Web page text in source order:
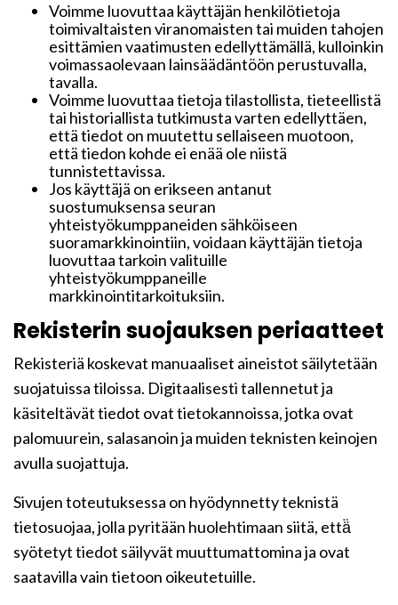
Voimme luovuttaa käyttäjän henkilötietoja
toimivaltaisten viranomaisten tai muiden tahojen
esittämien vaatimusten edellyttämällä, kulloinkin
voimassaolevaan lainsäädäntöön perustuvalla,
tavalla.
Voimme luovuttaa tietoja tilastollista, tieteellistä
tai historiallista tutkimusta varten edellyttäen,
että tiedot on muutettu sellaiseen muotoon,
että tiedon kohde ei enää ole niistä
tunnistettavissa.
Jos käyttäjä on erikseen antanut
suostumuksensa seuran
yhteistyökumppaneiden sähköiseen
suoramarkkinointiin, voidaan käyttäjän tietoja
luovuttaa tarkoin valituille
yhteistyökumppaneille
markkinointitarkoituksiin.
Rekisterin suojauksen periaatteet
Rekisteriä koskevat manuaaliset aineistot säilytetään
suojatuissa tiloissa. Digitaalisesti tallennetut ja
käsiteltävät tiedot ovat tietokannoissa, jotka ovat
palomuurein, salasanoin ja muiden teknisten keinojen
avulla suojattuja.
Sivujen toteutuksessa on hyödynnetty teknistä
tietosuojaa, jolla pyritään huolehtimaan siitä, että̈
syötetyt tiedot säilyvät muuttumattomina ja ovat
saatavilla vain tietoon oikeutetuille.